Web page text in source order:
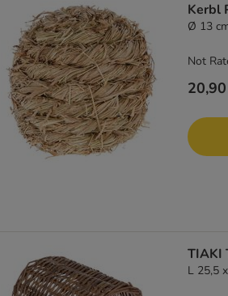
Kerbl
Ø 13
Not
TIAKI
L 25,5